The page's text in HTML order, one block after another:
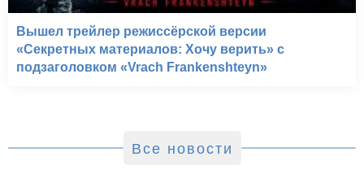
Вышел трейлер режиссёрской версии
«Секретных материалов: Хочу верить» с
подзаголовком «Vrach Frankenshteyn»
Все новости